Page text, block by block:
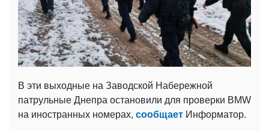
В эти выходные на Заводской Набережной
патрульные Днепра остановили для проверки BMW
на иностранных номерах, сообщает Информатор.